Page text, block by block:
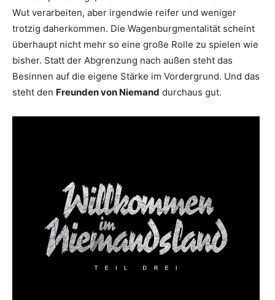
Wut verarbeiten, aber irgendwie reifer und weniger
trotzig daherkommen. Die Wagenburgmentalität scheint
überhaupt nicht mehr so eine große Rolle zu spielen wie
bisher. Statt der Abgrenzung nach außen steht das
Besinnen auf die eigene Stärke im Vordergrund. Und das
steht den Freunden von Niemand durchaus gut.